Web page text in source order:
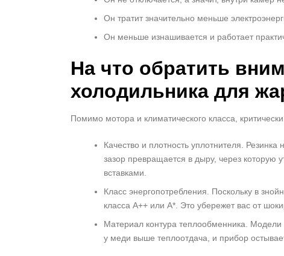
Он тратит значительно меньше
Он меньше изнашивается и работает
На что обратить
холодильника для
Помимо мотора и климатического класса,
Качество и плотность уплотнителя.
зазор превращается в дыру, через которую
вставками.
Класс энергопотребления. Поскольку в
класса A++ или A*. Это убережет вас от
Материал контура теплообменника.
у меди выше теплоотдача, и прибор